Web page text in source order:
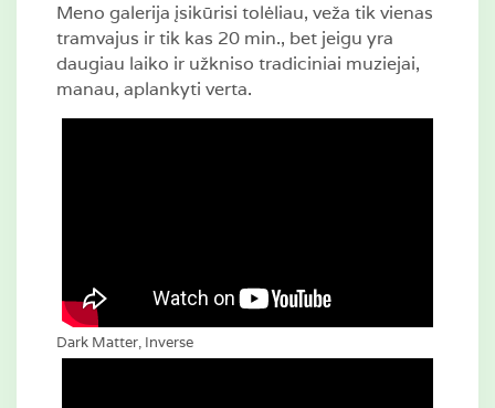
Meno galerija įsikūrisi tolėliau, veža tik vienas
tramvajus ir tik kas 20 min., bet jeigu yra
daugiau laiko ir užkniso tradiciniai muziejai,
manau, aplankyti verta.
Dark Matter, Inverse